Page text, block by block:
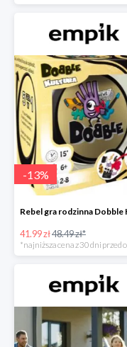
-13%
41.99 zł48.49 zł*